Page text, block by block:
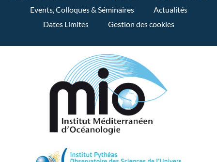
Events, Colloques & Séminaires
Actualités
Dates Limites
Gestion des cookies